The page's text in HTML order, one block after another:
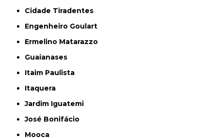
Cidade Tiradentes
Engenheiro Goulart
Ermelino Matarazzo
Guaianases
Itaim Paulista
Itaquera
Jardim Iguatemi
José Bonifácio
Mooca